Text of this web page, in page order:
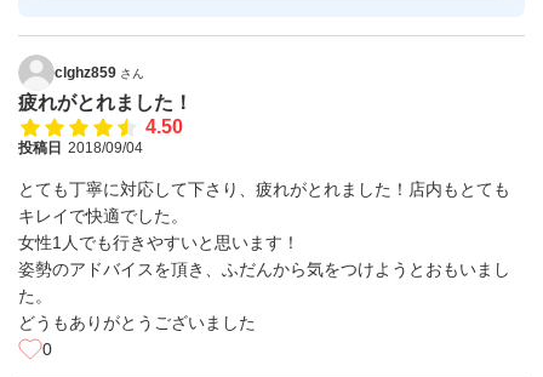
clghz859 さん
疲れがとれました！
4.50
投稿日 2018/09/04
とても丁寧に対応して下さり、疲れがとれました！店内もとても
キレイで快適でした。
女性1人でも行きやすいと思います！
姿勢のアドバイスを頂き、ふだんから気をつけようとおもいまし
た。
どうもありがとうございました
0